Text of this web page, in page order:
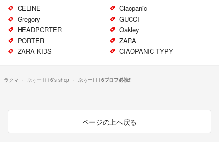
CELINE
Ciaopanic
Gregory
GUCCI
HEADPORTER
Oakley
PORTER
ZARA
ZARA KIDS
CIAOPANIC TYPY
ラクマ ぶぅー1116's shop ぶぅー1116プロフ必読❗
ページの上へ戻る